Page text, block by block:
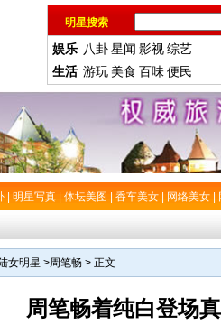
明星搜索
娱乐 八卦星闻 影视综艺
生活 游玩 美食 百味便民
明星写真 体坛美图 香车美女 网络美女
女明星 >周笔畅 > 正文
周笔畅着纯白登场